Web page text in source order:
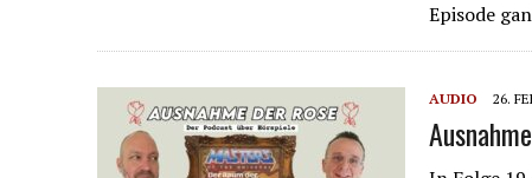
Episode
AUDIO 26.